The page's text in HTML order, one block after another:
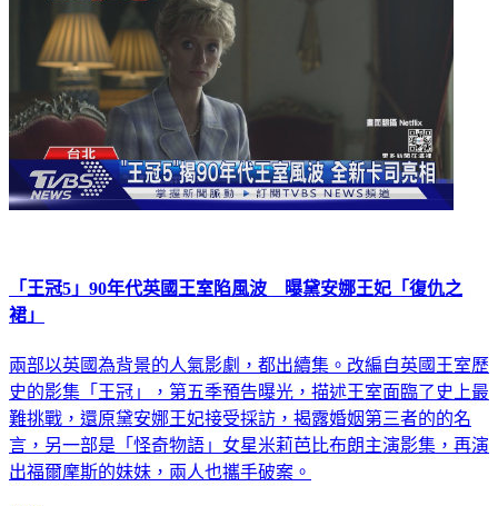
「王冠5」90年代英國王室陷風波 曝黛安娜王妃「復仇之
裙」
兩部以英國為背景的人氣影劇，都出續集。改編自英國王室歷
史的影集「王冠」，第五季預告曝光，描述王室面臨了史上最
難挑戰，還原黛安娜王妃接受採訪，揭露婚姻第三者的的名
言，另一部是「怪奇物語」女星米莉芭比布朗主演影集，再演
出福爾摩斯的妹妹，兩人也攜手破案。